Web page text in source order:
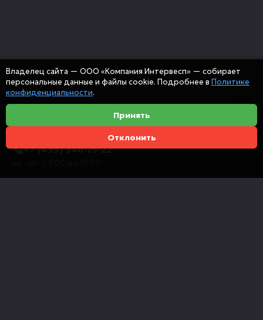
+7 (499) 346-75-22
Владелец сайта — ООО «Компания Интервесп» — собирает
персональные данные и файлы cookie. Подробнее в Политике
конфиденциальности.
Принять
Отклонить